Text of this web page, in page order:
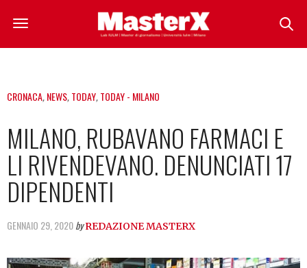
CRONACA,NEWS,TODAY,TODAY - MILANO
MILANO, RUBAVANO FARMACI E
LI RIVENDEVANO. DENUNCIATI 17
DIPENDENTI
GENNAIO 29, 2020by REDAZIONE MASTERX